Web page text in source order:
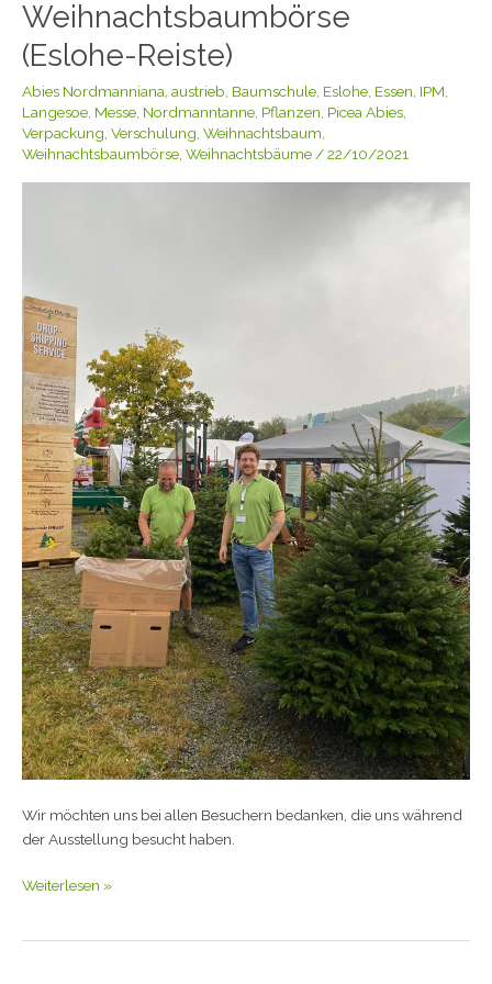
Weihnachtsbaumbörse
(Eslohe-Reiste)
Abies Nordmanniana austrieb Baumschule Eslohe Essen IPM
Langesoe Messe Nordmanntanne Pflanzen Picea Abies
Verpackung Verschulung Weihnachtsbaum
Weihnachtsbaumbörse Weihnachtsbäume /22/10/2021
Wir möchten uns bei allen Besuchern bedanken, die uns während
der Ausstellung besucht haben.
Weihnachtsbaumbörse
(Eslohe-
Reiste)
Weiterlesen »